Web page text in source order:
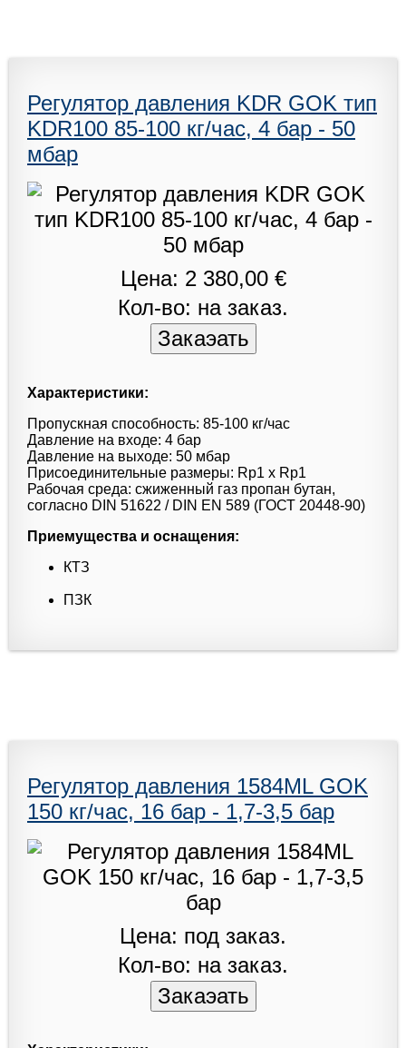
Регулятор давления KDR GOK тип
KDR100 85-100 кг/час, 4 бар - 50
мбар
Цена: 2 380,00 €
Кол-во: на заказ.
Характеристики:
Пропускная способность: 85-100 кг/час
Давление на входе: 4 бар
Давление на выходе: 50 мбар
Присоединительные размеры: Rp1 x Rp1
Рабочая среда: сжиженный газ пропан бутан,
согласно DIN 51622 / DIN EN 589 (ГОСТ 20448-90)
Приемущества и оснащения:
КТЗ
ПЗК
Регулятор давления 1584ML GOK
150 кг/час, 16 бар - 1,7-3,5 бар
Цена: под заказ.
Кол-во: на заказ.